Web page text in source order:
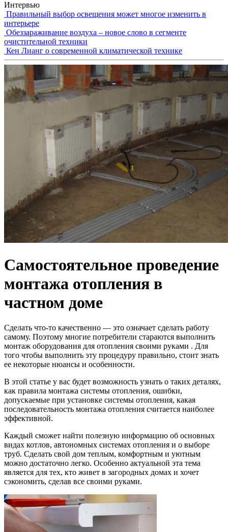
Интервью
Правильный выбор освещения может многое изменить в
интерьере
Обеззараживание воздуха – новое слово в сегменте
очистительной техники
Кен Лианг о современной климатической технике
Самостоятельное проведение
монтажа отопления в
частном доме
Сделать что-то качественно — это означает сделать работу
самому. Поэтому многие потребители стараются выполнить
монтаж оборудования для отопления своими руками . Для
того чтобы выполнить эту процедуру правильно, стоит знать
ее некоторые нюансы и особенности.
В этой статье у вас будет возможность узнать о таких деталях,
как правила монтажа системы отопления, ошибки,
допускаемые при установке системы отопления, какая
последовательность монтажа отопления считается наиболее
эффективной.
Каждый сможет найти полезную информацию об основных
видах котлов, автономных системах отопления и о выборе
труб. Сделать свой дом теплым, комфортным и уютным
можно достаточно легко. Особенно актуальной эта тема
является для тех, кто живет в загородных домах и хочет
сэкономить, сделав все своими руками.